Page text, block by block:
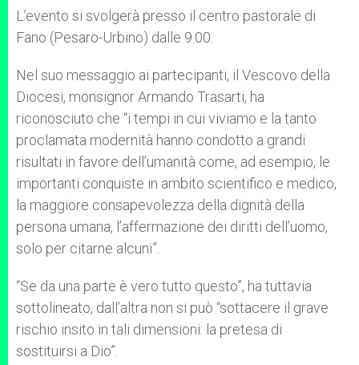
L’evento si svolgerà presso il centro pastorale di
Fano (Pesaro-Urbino) dalle 9.00.
Nel suo messaggio ai partecipanti, il Vescovo della
Diocesi, monsignor Armando Trasarti, ha
riconosciuto che “i tempi in cui viviamo e la tanto
proclamata modernità hanno condotto a grandi
risultati in favore dell’umanità come, ad esempio, le
importanti conquiste in ambito scientifico e medico,
la maggiore consapevolezza della dignità della
persona umana, l’affermazione dei diritti dell’uomo,
solo per citarne alcuni”.
“Se da una parte è vero tutto questo”, ha tuttavia
sottolineato, dall’altra non si può “sottacere il grave
rischio insito in tali dimensioni: la pretesa di
sostituirsi a Dio”.